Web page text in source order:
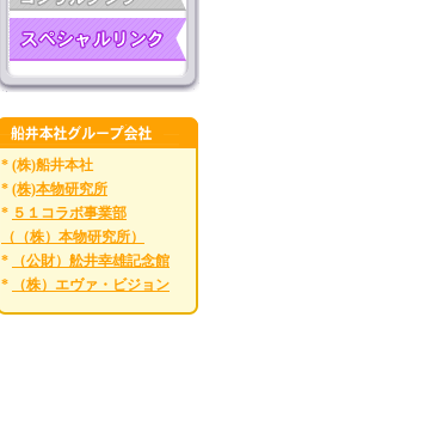
* (株)船井本社
* (株)本物研究所
* ５１コラボ事業部
（（株）本物研究所）
*
（公財）舩井幸雄記念館
*
（株）エヴァ・ビジョン